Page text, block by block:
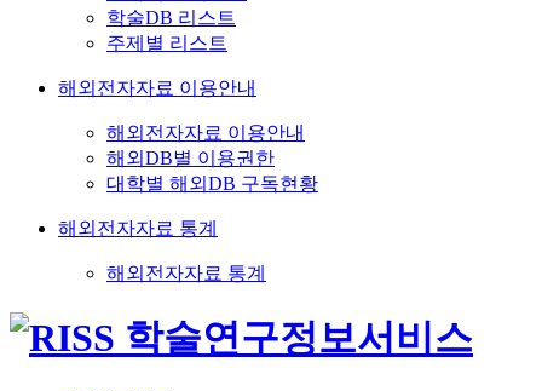
학술DB 리스트
주제별 리스트
해외전자자료 이용안내
해외전자자료 이용안내
해외DB별 이용권한
대학별 해외DB 구독현황
해외전자자료 통계
해외전자자료 통계